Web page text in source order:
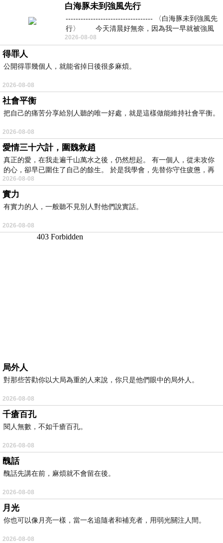
白海豚未到強風先行
----------------------------------- 〈白海豚未到強風先
行〉 今天清晨好無奈，因為我一早就被強風
2026-08-08
得罪人
公開得罪幾個人，就能省掉日後很多麻煩。
2026-08-08
社會平衡
把自己的痛苦分享給別人聽的唯一好處，就是這樣做能維持社會平衡。
2026-08-08
愛情三十六計，圍魏救趙
真正的愛，在我走遍千山萬水之後，仍然想起。 有一個人，從未攻你
的心，卻早已圍住了自己的餘生。 於是我學會，先替你守住疲憊，再
2026-08-08
實力
有實力的人，一般聽不見別人對他們說實話。
2026-08-08
局外人
對那些苦勸你以大局為重的人來說，你只是他們眼中的局外人。
2026-08-08
千瘡百孔
閱人無數，不如千瘡百孔。
2026-08-08
醜話
醜話先講在前，麻煩就不會留在後。
2026-08-08
月光
你也可以像月亮一樣，當一名追隨者和補充者，用弱光關注人間。
2026-08-08